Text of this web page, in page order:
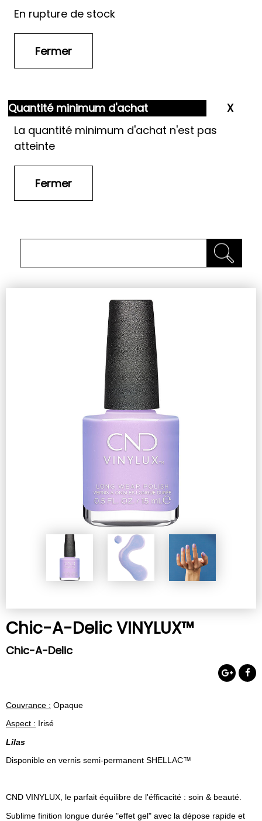
En rupture de stock
Quantité minimum d'achat
La quantité minimum d'achat n'est pas
atteinte
Chic-A-Delic VINYLUX™
Chic-A-Delic
Couvrance : Opaque
Aspect : Irisé
Lilas
Disponible en vernis semi-permanent SHELLAC™
CND VINYLUX, le parfait équilibre de l'éfficacité : soin & beauté.
Sublime finition longue durée "effet gel" avec la dépose rapide et